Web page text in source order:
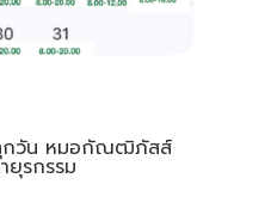
กวัน หมอกัณฒิภัสส์
ยุรกรรม